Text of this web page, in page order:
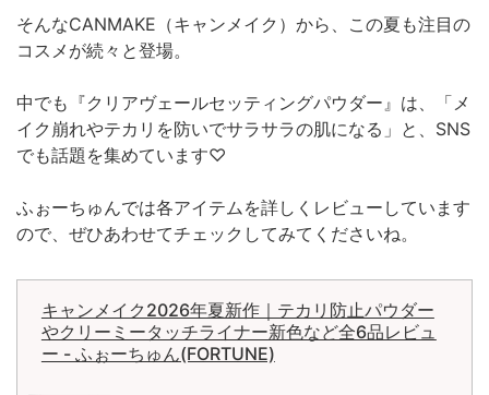
そんなCANMAKE（キャンメイク）から、この夏も注目の
コスメが続々と登場。
中でも『クリアヴェールセッティングパウダー』は、「メ
イク崩れやテカリを防いでサラサラの肌になる」と、SNS
でも話題を集めています♡
ふぉーちゅんでは各アイテムを詳しくレビューしています
ので、ぜひあわせてチェックしてみてくださいね。
キャンメイク2026年夏新作｜テカリ防止パウダー
やクリーミータッチライナー新色など全6品レビュ
ー - ふぉーちゅん(FORTUNE)